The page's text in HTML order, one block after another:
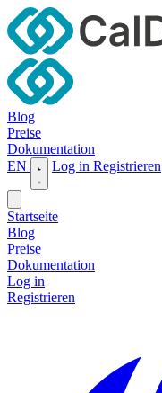
Blog
Preise
Dokumentation
EN
Log in Registrieren
Startseite
Blog
Preise
Dokumentation
Log in
Registrieren